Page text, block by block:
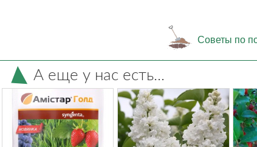
Советы по
А еще у нас есть...